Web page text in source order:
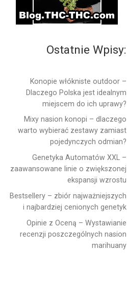
Ostatnie Wpisy:
Konopie włókniste outdoor –
Dlaczego Polska jest idealnym
miejscem do ich uprawy?
Mixy nasion konopi – dlaczego
warto wybierać zestawy zamiast
pojedynczych odmian?
Genetyka Automatów XXL –
zaawansowane linie o zwiększonej
ekspansji wzrostu
Bestsellery – zbiór najważniejszych
i najbardziej cenionych genetyk
Opinie z Oceną – Wystawianie
recenzji poszczególnych nasion
marihuany